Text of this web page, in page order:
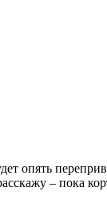
опять
– пока